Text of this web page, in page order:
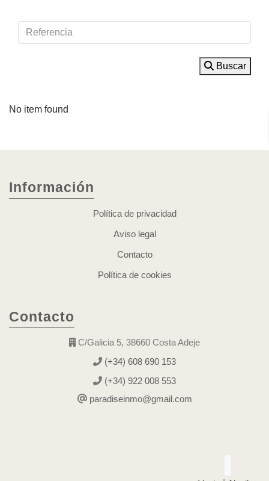
Buscar
No item found
Información
Política de privacidad
Aviso legal
Contacto
Política de cookies
Contacto
C/Galicia 5, 38660 Costa Adeje
(+34) 608 690 153
(+34) 922 008 553
paradiseinmo@gmail.com